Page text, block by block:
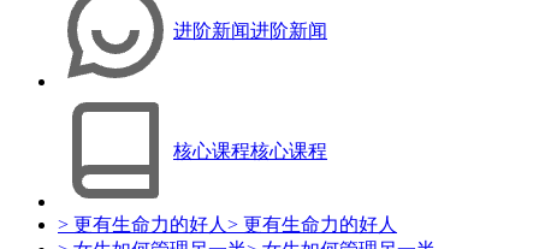
进阶新闻进阶新闻
核心课程核心课程
> 更有生命力的好人 > 更有生命力的好人